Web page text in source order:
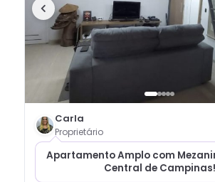
Carla
Proprietário
Apartamento Amplo com
Central de Campinas!